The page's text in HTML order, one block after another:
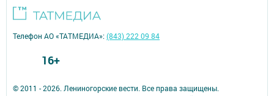
© 2011 - 2026. Лениногорские вести. Все права защищены.
Телефон АО «ТАТМЕДИА»:(843) 222 09 84
16+